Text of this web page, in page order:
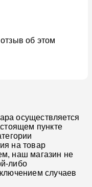
об этом
осуществляется
пункте
на товар
наш магазин не
либо
случаев